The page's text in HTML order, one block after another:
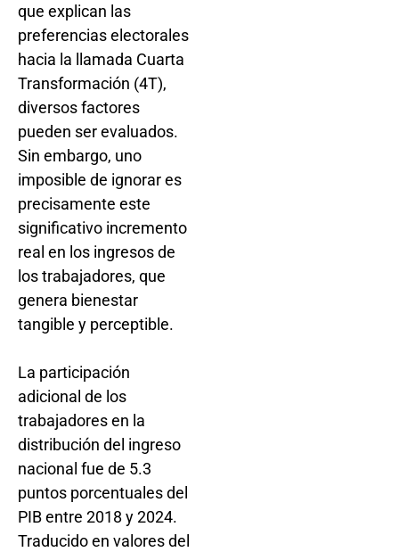
que explican las
preferencias electorales
hacia la llamada Cuarta
Transformación (4T),
diversos factores
pueden ser evaluados.
Sin embargo, uno
imposible de ignorar es
precisamente este
significativo incremento
real en los ingresos de
los trabajadores, que
genera bienestar
tangible y perceptible.
La participación
adicional de los
trabajadores en la
distribución del ingreso
nacional fue de 5.3
puntos porcentuales del
PIB entre 2018 y 2024.
Traducido en valores del